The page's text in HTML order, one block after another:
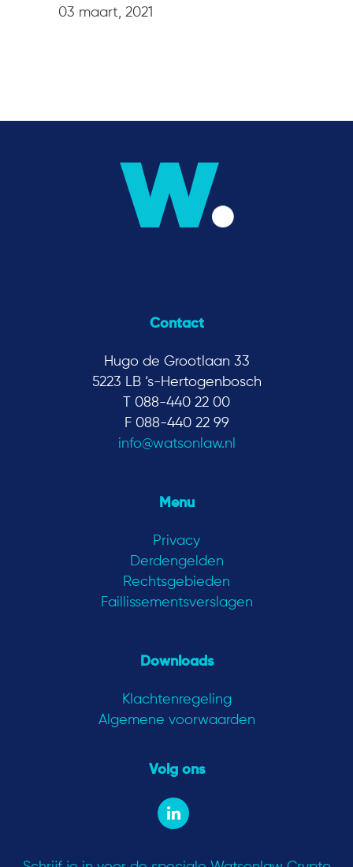
03 maart, 2021
Contact
Hugo de Grootlaan 33
5223 LB ‘s-Hertogenbosch
T 088-440 22 00
F 088-440 22 99
info@watsonlaw.nl
Menu
Privacy
Derdengelden
Rechtsgebieden
Faillissementsverslagen
Downloads
Klachtenregeling
Algemene voorwaarden
Volg ons